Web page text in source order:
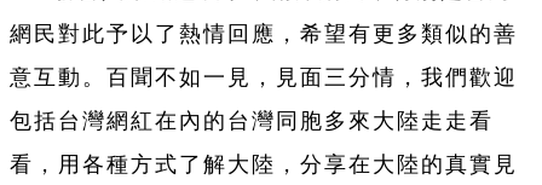
網民對此予以了熱情回應，希望有更多類似的善
意互動。百聞不如一見，見面三分情，我們歡迎
包括台灣網紅在內的台灣同胞多來大陸走走看
看，用各種方式了解大陸，分享在大陸的真實見